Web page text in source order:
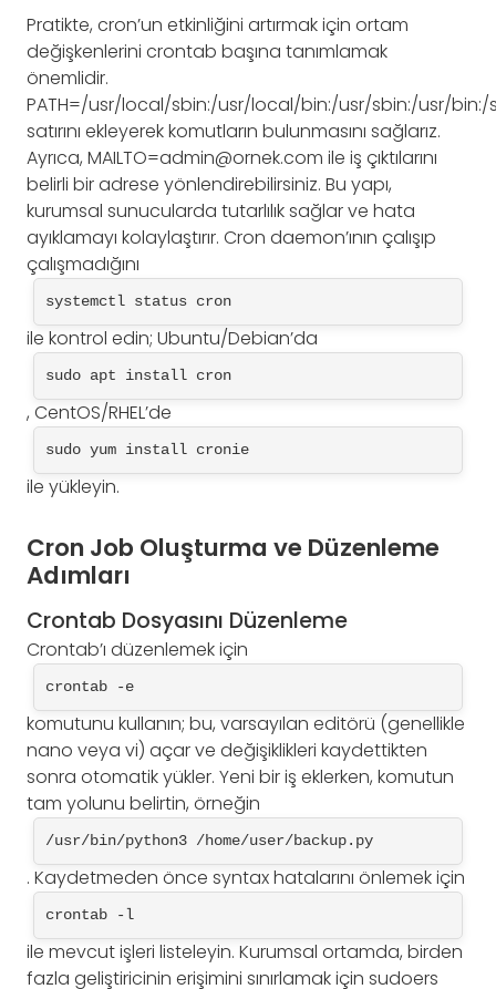
Pratikte, cron’un etkinliğini artırmak için ortam
değişkenlerini crontab başına tanımlamak
önemlidir.
PATH=/usr/local/sbin:/usr/local/bin:/usr/sbin:/usr/bin:/
satırını ekleyerek komutların bulunmasını sağlarız.
Ayrıca, MAILTO=admin@ornek.com ile iş çıktılarını
belirli bir adrese yönlendirebilirsiniz. Bu yapı,
kurumsal sunucularda tutarlılık sağlar ve hata
ayıklamayı kolaylaştırır. Cron daemon’ının çalışıp
çalışmadığını
systemctl status cron
ile kontrol edin; Ubuntu/Debian’da
sudo apt install cron
, CentOS/RHEL’de
sudo yum install cronie
ile yükleyin.
Cron Job Oluşturma ve Düzenleme
Adımları
Crontab Dosyasını Düzenleme
Crontab’ı düzenlemek için
crontab -e
komutunu kullanın; bu, varsayılan editörü (genellikle
nano veya vi) açar ve değişiklikleri kaydettikten
sonra otomatik yükler. Yeni bir iş eklerken, komutun
tam yolunu belirtin, örneğin
/usr/bin/python3 /home/user/backup.py
. Kaydetmeden önce syntax hatalarını önlemek için
crontab -l
ile mevcut işleri listeleyin. Kurumsal ortamda, birden
fazla geliştiricinin erişimini sınırlamak için sudoers